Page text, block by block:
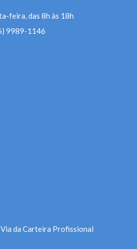
feira, das 8h às 18h
9989-1146
da Carteira Profissional